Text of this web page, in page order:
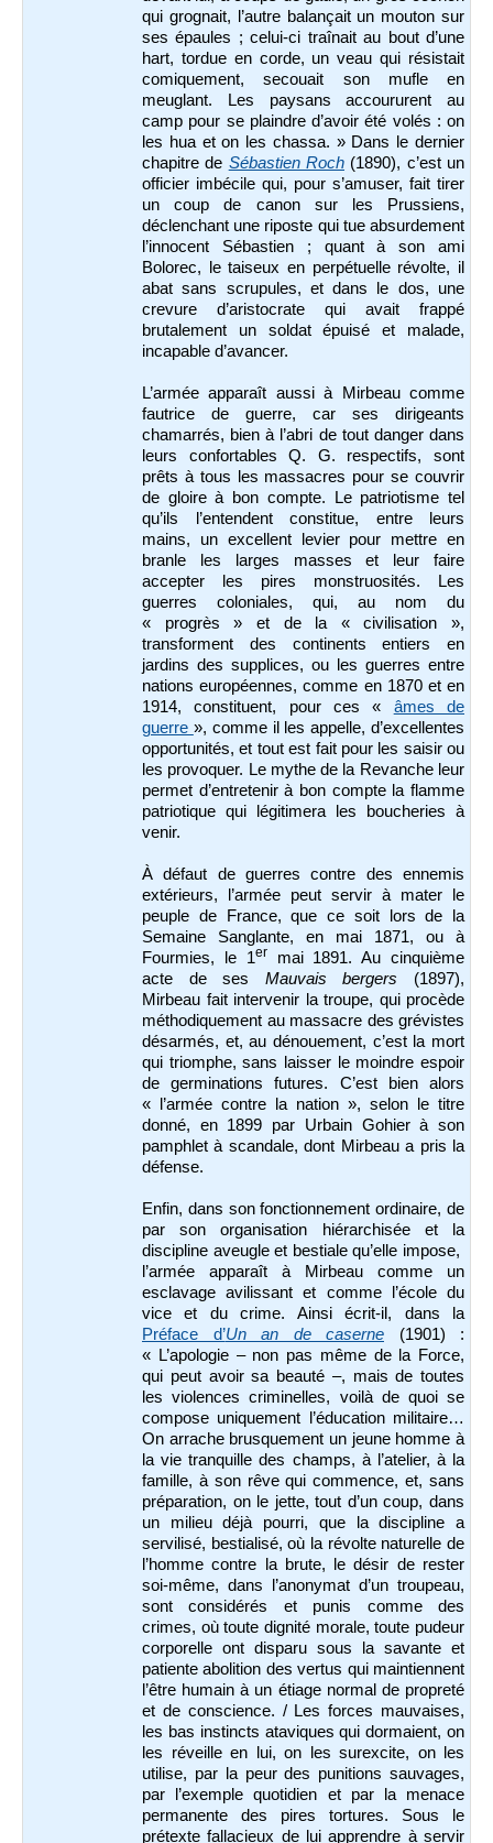
qui grognait, l’autre balançait un mouton sur
ses épaules ; celui-ci traînait au bout d’une
hart, tordue en corde, un veau qui résistait
comiquement, secouait son mufle en
meuglant. Les paysans accoururent au
camp pour se plaindre d’avoir été volés : on
les hua et on les chassa. » Dans le dernier
chapitre de Sébastien Roch (1890), c’est un
officier imbécile qui, pour s’amuser, fait tirer
un coup de canon sur les Prussiens,
déclenchant une riposte qui tue absurdement
l’innocent Sébastien ; quant à son ami
Bolorec, le taiseux en perpétuelle révolte, il
abat sans scrupules, et dans le dos, une
crevure d’aristocrate qui avait frappé
brutalement un soldat épuisé et malade,
incapable d’avancer.
L’armée apparaît aussi à Mirbeau comme
fautrice de guerre, car ses dirigeants
chamarrés, bien à l’abri de tout danger dans
leurs confortables Q. G. respectifs, sont
prêts à tous les massacres pour se couvrir
de gloire à bon compte. Le patriotisme tel
qu’ils l’entendent constitue, entre leurs
mains, un excellent levier pour mettre en
branle les larges masses et leur faire
accepter les pires monstruosités. Les
guerres coloniales, qui, au nom du
« progrès » et de la « civilisation »,
transforment des continents entiers en
jardins des supplices, ou les guerres entre
nations européennes, comme en 1870 et en
1914, constituent, pour ces « âmes de
guerre », comme il les appelle, d’excellentes
opportunités, et tout est fait pour les saisir ou
les provoquer. Le mythe de la Revanche leur
permet d’entretenir à bon compte la flamme
patriotique qui légitimera les boucheries à
venir.
À défaut de guerres contre des ennemis
extérieurs, l’armée peut servir à mater le
peuple de France, que ce soit lors de la
Semaine Sanglante, en mai 1871, ou à
Fourmies, le 1er mai 1891. Au cinquième
acte de ses Mauvais bergers (1897),
Mirbeau fait intervenir la troupe, qui procède
méthodiquement au massacre des grévistes
désarmés, et, au dénouement, c’est la mort
qui triomphe, sans laisser le moindre espoir
de germinations futures. C’est bien alors
« l’armée contre la nation », selon le titre
donné, en 1899 par Urbain Gohier à son
pamphlet à scandale, dont Mirbeau a pris la
défense.
Enfin, dans son fonctionnement ordinaire, de
par son organisation hiérarchisée et la
discipline aveugle et bestiale qu’elle impose,
l’armée apparaît à Mirbeau comme un
esclavage avilissant et comme l’école du
vice et du crime. Ainsi écrit-il, dans la
Préface d’Un an de caserne (1901) :
« L’apologie – non pas même de la Force,
qui peut avoir sa beauté –, mais de toutes
les violences criminelles, voilà de quoi se
compose uniquement l’éducation militaire…
On arrache brusquement un jeune homme à
la vie tranquille des champs, à l’atelier, à la
famille, à son rêve qui commence, et, sans
préparation, on le jette, tout d’un coup, dans
un milieu déjà pourri, que la discipline a
servilisé, bestialisé, où la révolte naturelle de
l’homme contre la brute, le désir de rester
soi-même, dans l’anonymat d’un troupeau,
sont considérés et punis comme des
crimes, où toute dignité morale, toute pudeur
corporelle ont disparu sous la savante et
patiente abolition des vertus qui maintiennent
l’être humain à un étiage normal de propreté
et de conscience. / Les forces mauvaises,
les bas instincts ataviques qui dormaient, on
les réveille en lui, on les surexcite, on les
utilise, par la peur des punitions sauvages,
par l’exemple quotidien et par la menace
permanente des pires tortures. Sous le
prétexte fallacieux de lui apprendre à servir